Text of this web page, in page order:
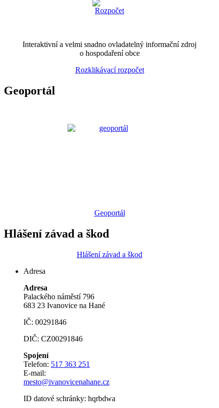
Interaktivní a velmi snadno ovladatelný informační zdroj
o hospodaření obce
Rozklikávací rozpočet
Geoportál
Geoportál
Hlášení závad a škod
Hlášení závad a škod
Adresa
Adresa
Palackého náměstí 796
683 23 Ivanovice na Hané
IČ: 00291846
DIČ: CZ00291846
Spojení
Telefon: 517 363 251
E-mail:
mesto@ivanovicenahane.cz
ID datové schránky: hqrbdwa